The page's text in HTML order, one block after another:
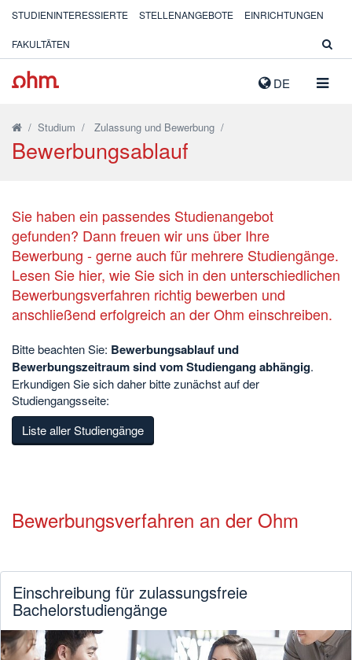
DE
STUDIENINTERESSIERTE STELLENANGEBOTE EINRICHTUNGEN
FAKULTÄTEN
/ Studium / Zulassung und Bewerbung /
Bewerbungsablauf
Sie haben ein passendes Studienangebot
gefunden? Dann freuen wir uns über Ihre
Bewerbung - gerne auch für mehrere Studiengänge.
Lesen Sie hier, wie Sie sich in den unterschiedlichen
Bewerbungsverfahren richtig bewerben und
anschließend erfolgreich an der Ohm einschreiben.
Bitte beachten Sie: Bewerbungsablauf und
Bewerbungszeitraum sind vom Studiengang abhängig.
Erkundigen Sie sich daher bitte zunächst auf der
Studiengangsseite:
Liste aller Studiengänge
Bewerbungsverfahren an der Ohm
Einschreibung für zulassungsfreie
Bachelorstudiengänge